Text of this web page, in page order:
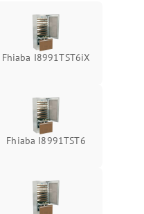
Fhiaba I8991TST6iX
Fhiaba I8991TST6